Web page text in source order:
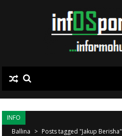
INFO
Ballina > Posts tagged "Jakup Berisha"